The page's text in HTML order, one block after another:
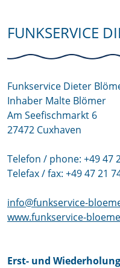
FUNKSERVICE
Funkservice Dieter
Inhaber Malte Blömer
Am Seefischmarkt 6
27472 Cuxhaven
Telefon / phone: +49 47
Telefax / fax: +49 47 21
info@funkservice-
www.funkservice-
Erst- und